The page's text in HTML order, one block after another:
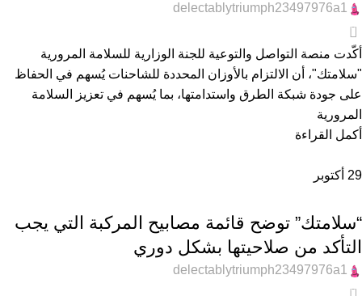
delectablytriumph23497976a1
0
أكّدت منصة التواصل والتوعية للجنة الوزارية للسلامة المرورية
"سلامتك"، أن الالتزام بالأوزان المحددة للشاحنات يُسهم في الحفاظ
على جودة شبكة الطرق واستدامتها، بما يُسهم في تعزيز السلامة
المرورية
أكمل القراءة
29 أكتوبر
“سلامتك” توضح قائمة مصابيح المركبة التي يجب
التأكد من صلاحيتها بشكل دوري
delectablytriumph23497976a1
0